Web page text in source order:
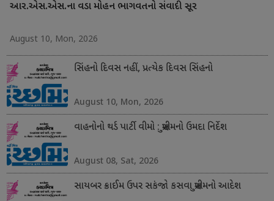
આર.એસ.એસ.ના વડા મોહન ભાગવતનો સંવાદી સૂર
August 10, Mon, 2026
સિંહનો દિવસ નહીં, પ્રત્યેક દિવસ સિંહનો
August 10, Mon, 2026
વાહનોનો થર્ડ પાર્ટી વીમો : સુપ્રીમનો ઉમદા નિર્દેશ
August 08, Sat, 2026
સાયબર ક્રાઈમ ઉપર સકંજો કસવા સુપ્રીમનો આદેશ